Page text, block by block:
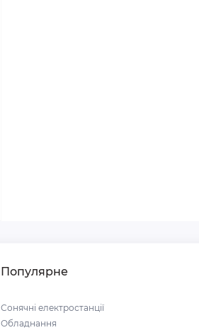
Популярне
Сонячні електростанції
Обладнання